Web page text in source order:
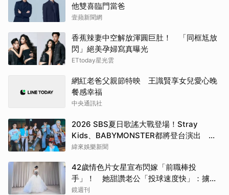
他雙喜臨門當爸
壹蘋新聞網
香蕉辣妻中空解放渾圓巨肚！ 「同框尪放
閃」絕美孕婦寫真曝光
ETtoday星光雲
網紅老爸父親節特映 王識賢享女兒愛心晚
餐感幸福
中央通訊社
2026 SBS夏日歌謠大戰登場！Stray
Kids、BABYMONSTER都將登台演出 陣
容直播時間一次看
緯來娛樂新聞
42歲情色片女星宣布閃嫁「前職棒投
手」！ 她甜讚老公「投球速度快」：擄獲
我的心
鏡週刊